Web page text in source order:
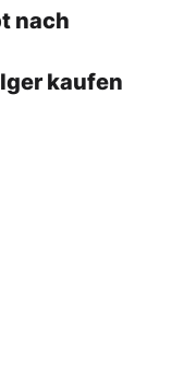
nach
kaufen